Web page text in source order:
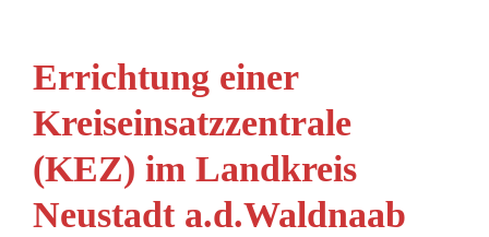
Errichtung einer
Kreiseinsatzzentrale
(KEZ) im Landkreis
Neustadt a.d.Waldnaab